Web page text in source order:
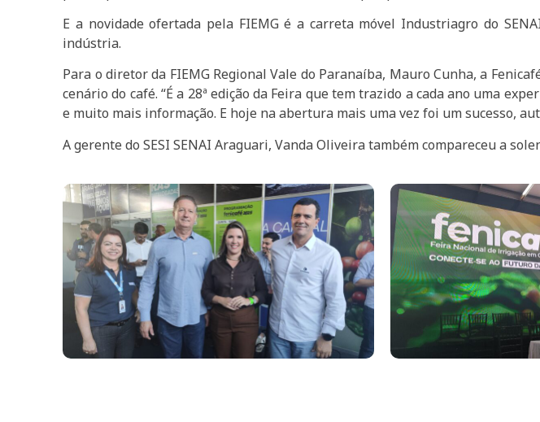
E a novidade ofertada pela FIEMG é a carreta móvel Industriagro do
indústria.
Para o diretor da FIEMG Regional Vale do Paranaíba, Mauro Cunha, a
cenário do café. “É a 28ª edição da Feira que tem trazido a cada ano uma
e muito mais informação. E hoje na abertura mais uma vez foi um sucesso,
A gerente do SESI SENAI Araguari, Vanda Oliveira também compareceu a